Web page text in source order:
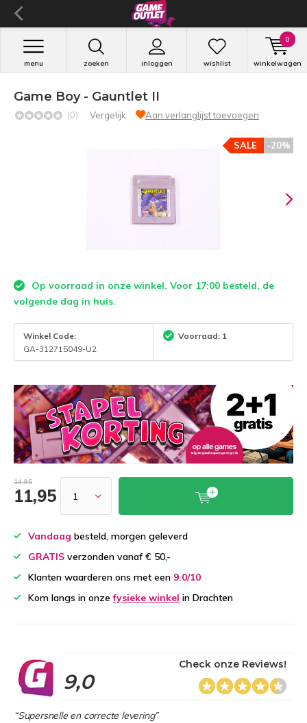
zoeken inloggen
menu wishlist winkelwagen
0
Game Boy - Gauntlet II
(0) Vergelijk Aan verlanglijst toevoegen
-20%
SALE
Op voorraad in onze winkel. Voor 17:00 besteld, de
volgende dag in huis.
Winkel Code:
GA-312715049-U2
Voorraad: 1
14,95
11,95
Vandaag besteld, morgen geleverd
GRATIS verzonden vanaf € 50,-
Klanten waarderen ons met een 9.0/10
Kom langs in onzefysieke winkel in Drachten
9,0
Check onze Reviews!
“Supersnelle en correcte levering”